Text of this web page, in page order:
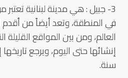
3- جبيل : هي مدينة لبنانية
في المنطقة، وتعد أيضاً من
العالم، ومن بين المواقع
إنشائها حتى اليوم، ويرجع
سنة.